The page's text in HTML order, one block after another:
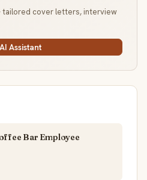
cover letters, interview
Assistant
Bar Employee